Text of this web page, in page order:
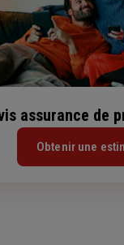
assurance de
Obtenir une